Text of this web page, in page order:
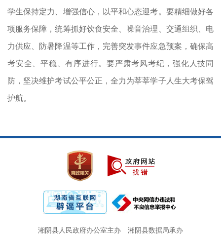
学生保持定力、增强信心，以平和心态迎考。要精细做好各
项服务保障，统筹抓好饮食安全、噪音治理、交通组织、电
力供应、防暑降温等工作，完善突发事件应急预案，确保高
考安全、平稳、有序进行。要严肃考风考纪，强化人技同
防，坚决维护考试公平公正，全力为莘莘学子人生大考保驾
护航。
湘阴县人民政府办公室主办
湘阴县数据局承办